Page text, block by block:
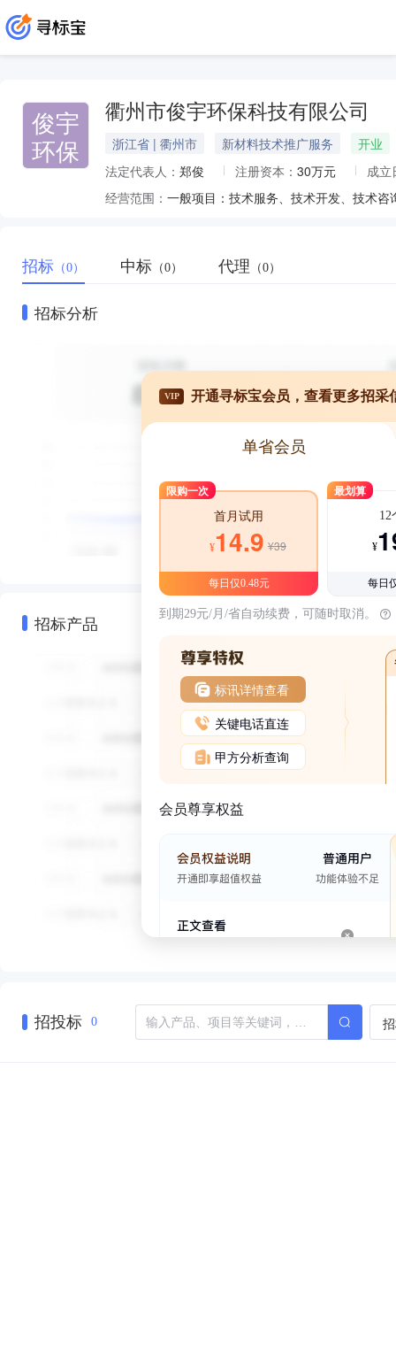
俊宇
环保
衢州市俊宇环保科技有限公司
浙江省 | 衢州市 新材料技术推广服务
开业
法定代表人： 郑俊 注册资本： 30万元
成立
经营范围：
招标 （0） 中标 （0） 代理 （0）
招标分析
招标产品
VIP 开通寻标宝会员，查看更多招采
单省会员
限购一次
首月试用
¥14.9 ¥39
每日仅0.48元
最划算
12
¥
每日
到期29元/月/省自动续费，可随时取消。
标讯详情查看
关键电话直连
甲方分析查询
会员尊享权益
招投标 0